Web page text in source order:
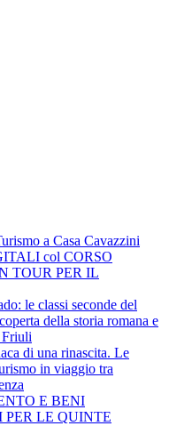
a Casa Cavazzini
col CORSO
TOUR PER IL
le classi seconde del
della storia romana e
Friuli
di una rinascita. Le
in viaggio tra
E BENI
LE QUINTE